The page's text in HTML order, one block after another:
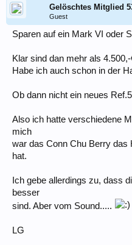
Gelöschtes Mitglied
Guest
Sparen auf ein Mark VI oder
Klar sind dan mehr als
Habe ich auch schon in der
Ob dann nicht ein neues
Also ich hatte verschiedene
mich
war das Conn Chu Berry das
hat.
Ich gebe allerdings zu, dass
besser
sind. Aber vom Sound.....
LG